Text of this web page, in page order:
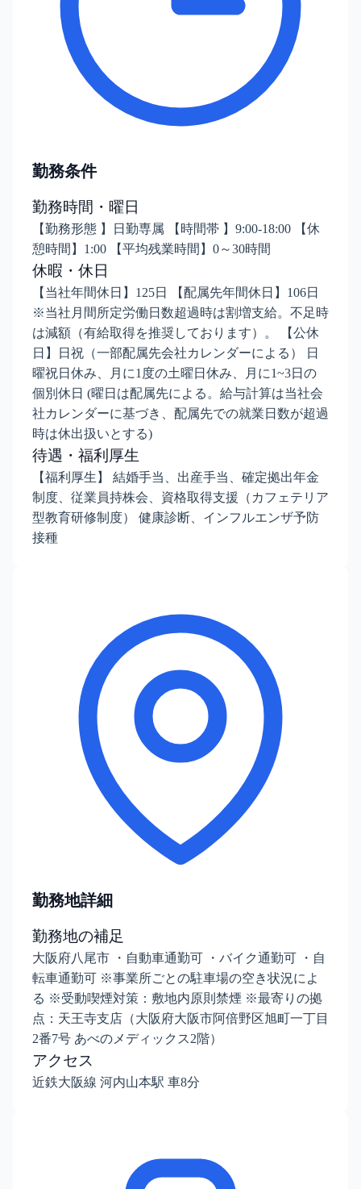
勤務条件
勤務時間・曜日
【勤務形態 】日勤専属 【時間帯 】9:00-18:00 【休
憩時間】1:00 【平均残業時間】0～30時間
休暇・休日
【当社年間休日】125日 【配属先年間休日】106日
※当社月間所定労働日数超過時は割増支給。不足時
は減額（有給取得を推奨しております）。 【公休
日】日祝（一部配属先会社カレンダーによる） 日
曜祝日休み、月に1度の土曜日休み、月に1~3日の
個別休日 (曜日は配属先による。給与計算は当社会
社カレンダーに基づき、配属先での就業日数が超過
時は休出扱いとする)
待遇・福利厚生
【福利厚生】 結婚手当、出産手当、確定拠出年金
制度、従業員持株会、資格取得支援（カフェテリア
型教育研修制度） 健康診断、インフルエンザ予防
接種
勤務地詳細
勤務地の補足
大阪府八尾市 ・自動車通勤可 ・バイク通勤可 ・自
転車通勤可 ※事業所ごとの駐車場の空き状況によ
る ※受動喫煙対策：敷地内原則禁煙 ※最寄りの拠
点：天王寺支店（大阪府大阪市阿倍野区旭町一丁目
2番7号 あべのメディックス2階）
アクセス
近鉄大阪線 河内山本駅 車8分